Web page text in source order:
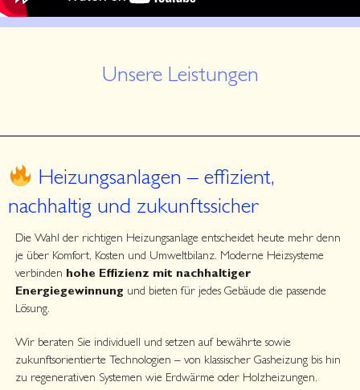
Unsere Leistungen
Heizungsanlagen – effizient,
nachhaltig und zukunftssicher
Die Wahl der richtigen Heizungsanlage entscheidet heute mehr denn
je über Komfort, Kosten und Umweltbilanz. Moderne Heizsysteme
verbinden hohe Effizienz mit nachhaltiger
Energiegewinnung und bieten für jedes Gebäude die passende
Lösung.
Wir beraten Sie individuell und setzen auf bewährte sowie
zukunftsorientierte Technologien – von klassischer Gasheizung bis hin
zu regenerativen Systemen wie Erdwärme oder Holzheizungen.